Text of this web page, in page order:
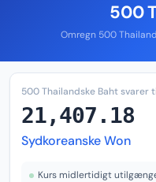
500
Omregn 500
500 Thailandske Baht svarer
21,407.18
Sydkoreanske Won
Kurs midlertidigt